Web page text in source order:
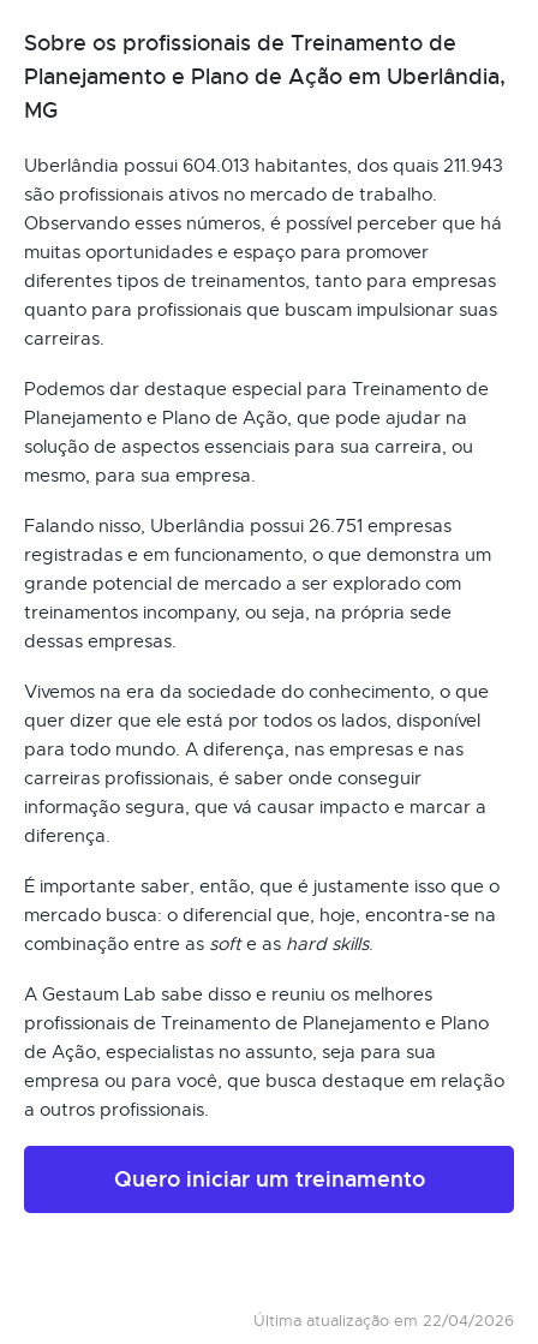
Sobre os profissionais de Treinamento de
Planejamento e Plano de Ação em Uberlândia,
MG
Uberlândia possui 604.013 habitantes, dos quais 211.943
são profissionais ativos no mercado de trabalho.
Observando esses números, é possível perceber que há
muitas oportunidades e espaço para promover
diferentes tipos de treinamentos, tanto para empresas
quanto para profissionais que buscam impulsionar suas
carreiras.
Podemos dar destaque especial para Treinamento de
Planejamento e Plano de Ação, que pode ajudar na
solução de aspectos essenciais para sua carreira, ou
mesmo, para sua empresa.
Falando nisso, Uberlândia possui 26.751 empresas
registradas e em funcionamento, o que demonstra um
grande potencial de mercado a ser explorado com
treinamentos incompany, ou seja, na própria sede
dessas empresas.
Vivemos na era da sociedade do conhecimento, o que
quer dizer que ele está por todos os lados, disponível
para todo mundo. A diferença, nas empresas e nas
carreiras profissionais, é saber onde conseguir
informação segura, que vá causar impacto e marcar a
diferença.
É importante saber, então, que é justamente isso que o
mercado busca: o diferencial que, hoje, encontra-se na
combinação entre as softe as hard skills.
A Gestaum Lab sabe disso e reuniu os melhores
profissionais de Treinamento de Planejamento e Plano
de Ação, especialistas no assunto, seja para sua
empresa ou para você, que busca destaque em relação
a outros profissionais.
Quero iniciar um treinamento
Última atualização em 22/04/2026